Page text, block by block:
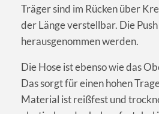
Träger sind im Rücken über
der Länge verstellbar. Die
herausgenommen werden.
Die Hose ist ebenso wie das
Das sorgt für einen hohen
Material ist reißfest und